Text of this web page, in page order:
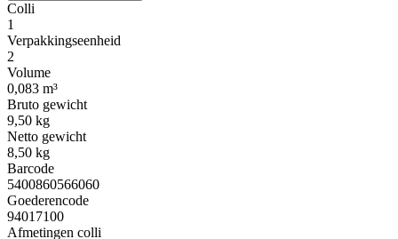
Colli
1
Verpakkingseenheid
2
Volume
0,083 m³
Bruto gewicht
9,50 kg
Netto gewicht
8,50 kg
Barcode
5400860566060
Goederencode
94017100
Afmetingen colli